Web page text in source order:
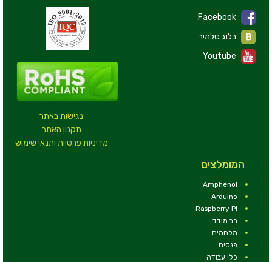
נגישות באתר
תקנון האתר
מדיניות פרטיות ותנאי שימוש
Facebook
Youtube
המומלצים
Amphenol
Arduino
Raspberry Pi
רב מודד
מלחמים
פנסים
כלי עבודה